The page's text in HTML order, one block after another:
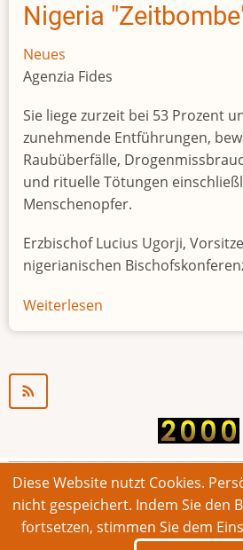
Nigeria
Neues
Agenzia Fides
Sie liege zurzeit bei 53 Prozent
zunehmende Entführungen,
Raubüberfälle,
und rituelle Tötungen
Menschenopfer.
Erzbischof Lucius Ugorji,
nigerianischen
Weiterlesen
© 2026 Bonner Aufruf. Alle
Footer
Impressum Kontakt Intern
Diese Website nutzt Cookies.
nicht gespeichert. Indem Sie den
fortsetzen, stimmen Sie dem